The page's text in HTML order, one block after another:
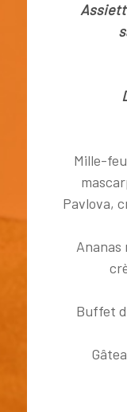
Mille-
Pavlova,
Ananas
Buffet